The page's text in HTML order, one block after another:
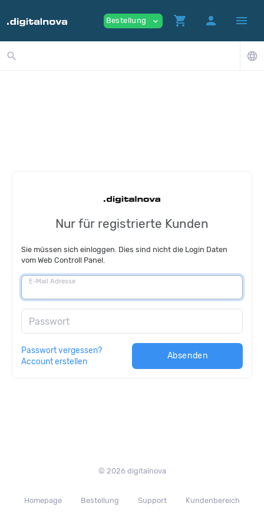
Bestellung expand_more shopping_cart person menu
search language
Nur für registrierte Kunden
Sie müssen sich einloggen. Dies sind nicht die Login Daten
vom Web Controll Panel.
E-Mail Adresse
Passwort
Passwort vergessen?
Account erstellen
Absenden
© 2026 digitalnova
Homepage Bestellung Support Kundenbereich